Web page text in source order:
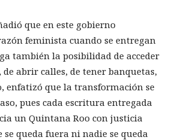
que en este gobierno
feminista cuando se entregan
también la posibilidad de acceder
de abrir calles, de tener banquetas,
enfatizó que la transformación se
pues cada escritura entregada
un Quintana Roo con justicia
se queda fuera ni nadie se queda